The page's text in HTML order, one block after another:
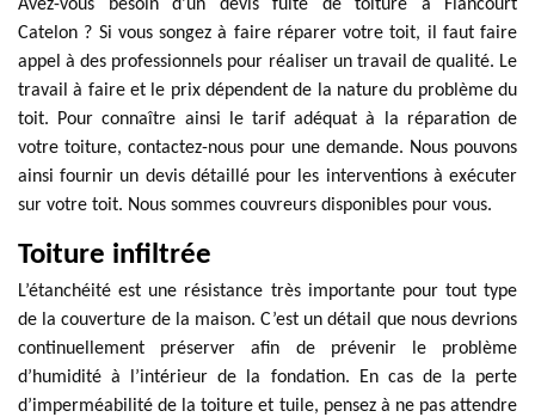
Avez-vous besoin d’un devis fuite de toiture à Flancourt
Catelon ? Si vous songez à faire réparer votre toit, il faut faire
appel à des professionnels pour réaliser un travail de qualité. Le
travail à faire et le prix dépendent de la nature du problème du
toit. Pour connaître ainsi le tarif adéquat à la réparation de
votre toiture, contactez-nous pour une demande. Nous pouvons
ainsi fournir un devis détaillé pour les interventions à exécuter
sur votre toit. Nous sommes couvreurs disponibles pour vous.
Toiture infiltrée
L’étanchéité est une résistance très importante pour tout type
de la couverture de la maison. C’est un détail que nous devrions
continuellement préserver afin de prévenir le problème
d’humidité à l’intérieur de la fondation. En cas de la perte
d’imperméabilité de la toiture et tuile, pensez à ne pas attendre